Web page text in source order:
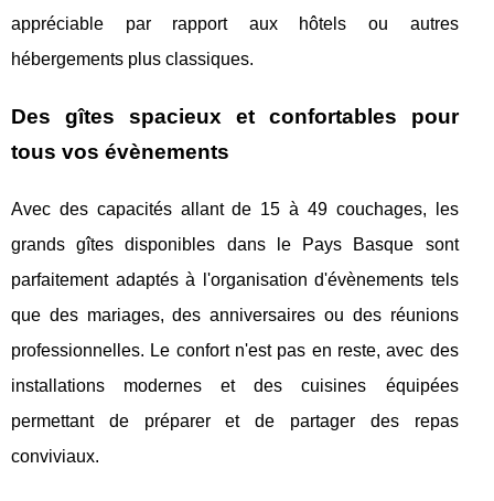
appréciable par rapport aux hôtels ou autres
hébergements plus classiques.
Des gîtes spacieux et confortables pour
tous vos évènements
Avec des capacités allant de 15 à 49 couchages, les
grands gîtes disponibles dans le Pays Basque sont
parfaitement adaptés à l'organisation d'évènements tels
que des mariages, des anniversaires ou des réunions
professionnelles. Le confort n'est pas en reste, avec des
installations modernes et des cuisines équipées
permettant de préparer et de partager des repas
conviviaux.